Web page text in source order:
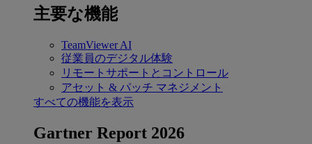
主要な機能
TeamViewer AI
従業員のデジタル体験
リモートサポートとコントロール
アセット & パッチ マネジメント
すべての機能を表示
Gartner Report 2026